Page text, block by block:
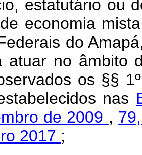
estatutário ou
economia
do
atuar no âmbito
os §§
nas
de 2009 ,
2017 ;